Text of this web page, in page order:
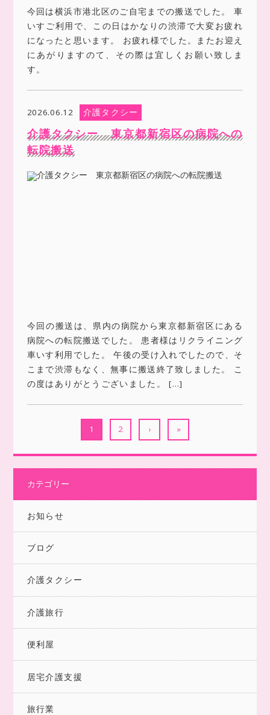
今回は横浜市港北区のご自宅までの搬送でした。 車
いすご利用で、この日はかなりの渋滞で大変お疲れ
になったと思います。 お疲れ様でした。またお迎え
にあがりますのて、その際は宜しくお願い致しま
す。
2026.06.12 介護タクシー
介護タクシー 東京都新宿区の病院への
転院搬送
今回の搬送は、県内の病院から東京都新宿区にある
病院への転院搬送でした。 患者様はリクライニング
車いす利用でした。 午後の受け入れでしたので、そ
こまで渋滞もなく、無事に搬送終了致しました。 こ
の度はありがとうございました。 […]
1 2 › »
カテゴリー
お知らせ
ブログ
介護タクシー
介護旅行
便利屋
居宅介護支援
旅行業